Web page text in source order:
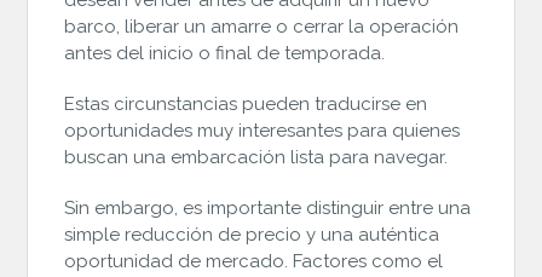
barco, liberar un amarre o cerrar la operación
antes del inicio o final de temporada.
Estas circunstancias pueden traducirse en
oportunidades muy interesantes para quienes
buscan una embarcación lista para navegar.
Sin embargo, es importante distinguir entre una
simple reducción de precio y una auténtica
oportunidad de mercado. Factores como el